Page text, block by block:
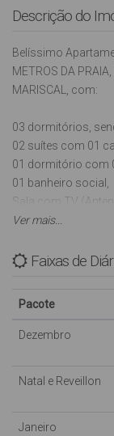
Descrição do
Belíssimo
METROS DA
MARISCAL, com:
03 dormitórios,
02 suítes com 01
01 dormitório com
01 banheiro social,
Sala com TV
Cozinha equipada
02 vagas de
INCLUSA NO
Aceita-se 1 animal
Com capacidade
Crianças de
Ver mais...
Faixas de
Pacote
Dezembro
Natal e Reveillon
Janeiro